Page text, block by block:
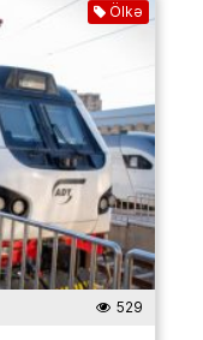
Ölkə
529